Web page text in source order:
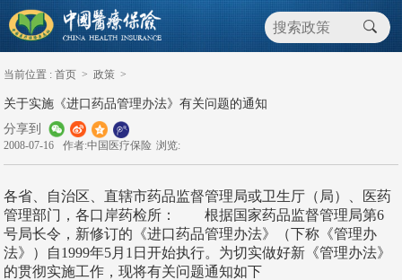
当前位置 : 首页 > 政策 >
关于实施《进口药品管理办法》有关问题的通知
分享到
2008-07-16 作者:中国医疗保险 浏览:
各省、自治区、直辖市药品监督管理局或卫生厅（局）、医药
管理部门，各口岸药检所： 根据国家药品监督管理局第6
号局长令，新修订的《进口药品管理办法》（下称《管理办
法》）自1999年5月1日开始执行。为切实做好新《管理办法》
的贯彻实施工作，现将有关问题通知如下